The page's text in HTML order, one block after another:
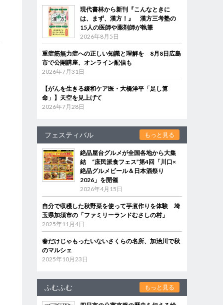
現代書林から新刊『こんなときに
は、まず、漢方！』 漢方三考塾の
15人の医師や薬剤師が執筆
2026年8月5日
重症筋無力症への正しい知識と理解を 8月8日広島
市で公開講座、オンライン配信も
2026年7月31日
【がんを生きる緩和ケア医・大橋洋平「足し算
命」】天空を見上げて
2026年7月28日
フェスティバル もっと見る
絶品屋台グルメが全国各地から大集
結 “庶民派食フェス”第4回「川口×
絶品グルメビール＆日本酒祭り
2026」を開催
2026年4月15日
自分で収穫した秋野菜を使って芋煮作りを体験 埼
玉県加須市の「ファミリーランドむさしの村」
2025年11月4日
春だけじゃもったいないさくらの名所、加治川で秋
のマルシェ
2025年10月23日
ふむふむ もっと見る